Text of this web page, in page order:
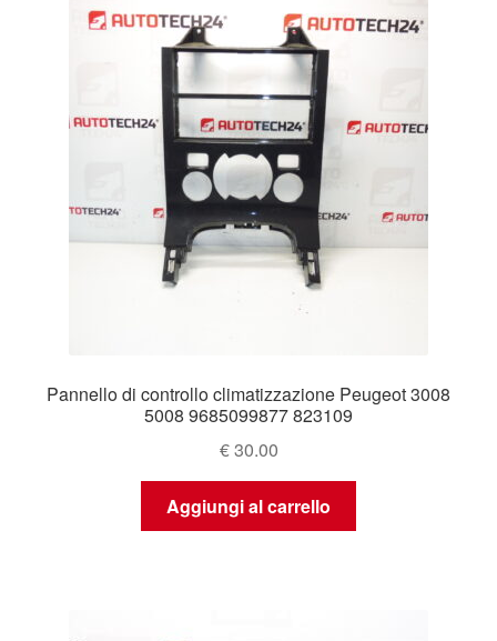
Pannello di controllo climatizzazione Peugeot 3008
5008 9685099877 823109
€30.00
Aggiungi al carrello